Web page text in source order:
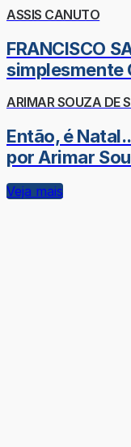
ASSIS CANUTO
FRANCISCO
simplesmente
ARIMAR SOUZA DE
Então, é
por Arimar
Veja mais